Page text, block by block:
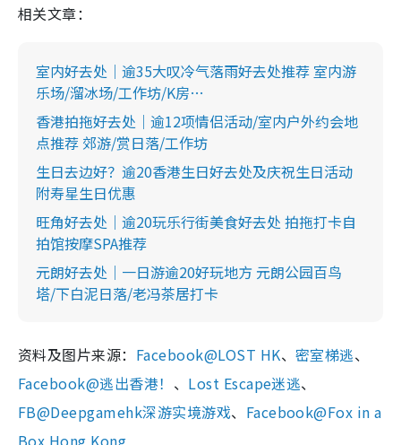
相关文章：
室内好去处｜逾35大叹冷气落雨好去处推荐 室内游
乐场/溜冰场/工作坊/K房…
香港拍拖好去处｜逾12项情侣活动/室内户外约会地
点推荐 郊游/赏日落/工作坊
生日去边好？逾20香港生日好去处及庆祝生日活动
附寿星生日优惠
旺角好去处｜逾20玩乐行街美食好去处 拍拖打卡自
拍馆按摩SPA推荐
元朗好去处｜一日游逾20好玩地方 元朗公园百鸟
塔/下白泥日落/老冯茶居打卡
资料及图片来源： Facebook@LOST HK、密室梯逃、
Facebook@逃出香港！ 、 Lost Escape迷逃、
FB@Deepgamehk深游实境游戏、 Facebook@Fox in a
Box Hong Kong